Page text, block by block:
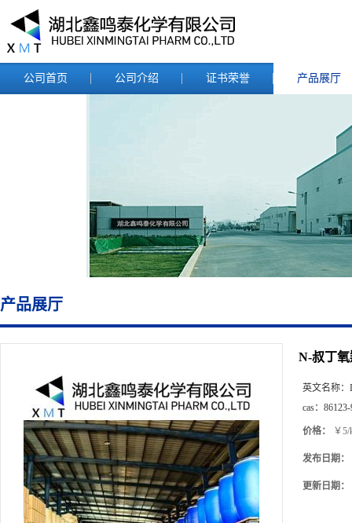
公司首页 公司介绍 证书荣誉 产品展厅
产品展厅
N-叔丁
英文名称：
cas：
价格： ￥5/
发布日期：
更新日期：